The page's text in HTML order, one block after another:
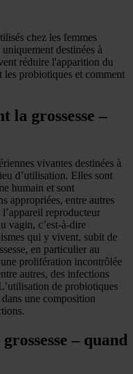
chez les femmes
destinées à
réduire l'apparition du
les probiotiques et comment
la grossesse –
vivantes destinées à
d’utilisation. Elles sont
humain et sont
appropriées, entre autres
reproducteur
vagin, c’est-à-dire
qui y vivent, subit de
en particulier au
prolifération incontrôlée
autres, des infections
de probiotiques
une composition
– quand